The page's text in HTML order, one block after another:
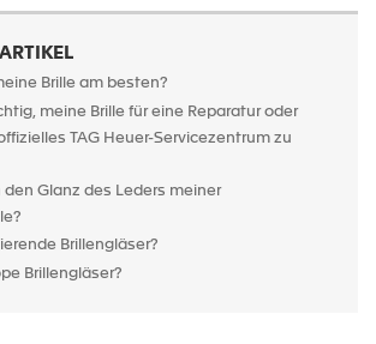
Brille am besten?
meine Brille für eine Reparatur oder
TAG Heuer-Servicezentrum zu
den Glanz des Leders meiner
Brillengläser?
Brillengläser?